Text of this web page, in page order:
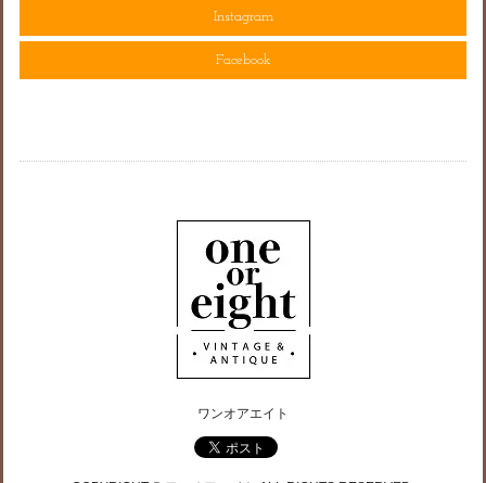
Instagram
Facebook
ワンオアエイト